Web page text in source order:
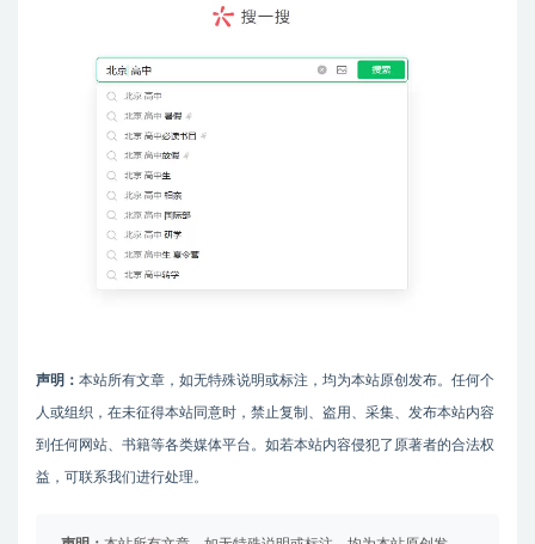
声明： 本站所有文章，如无特殊说明或标注，均为本站原创发布。任何个
人或组织，在未征得本站同意时，禁止复制、盗用、采集、发布本站内容
到任何网站、书籍等各类媒体平台。如若本站内容侵犯了原著者的合法权
益，可联系我们进行处理。